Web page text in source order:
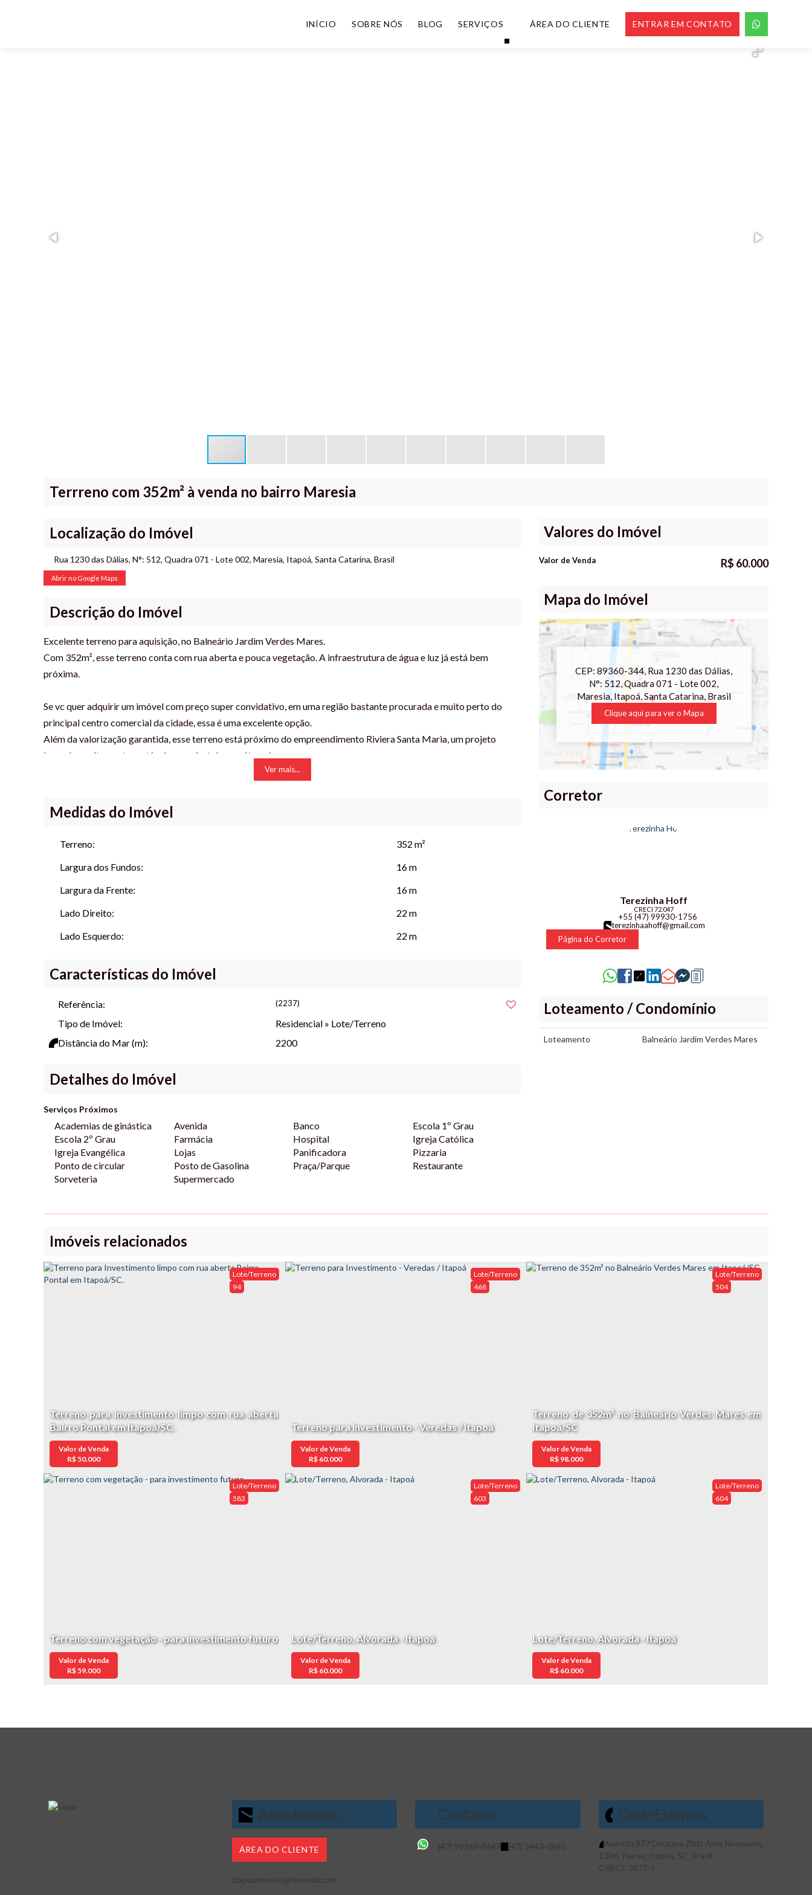
ENTRAR EM CONTATO
ÁREA DO CLIENTE
SERVIÇOS
BLOG
SOBRE NÓS
INÍCIO
Terrreno com 352m² à venda no bairro Maresia
Localização do Imóvel
Rua 1230 das Dálias, N°: 512, Quadra 071 - Lote 002, Maresia, Itapoá, Santa Catarina, Brasil
Abrir no Google Maps
Descrição do Imóvel
Excelente terreno para aquisição, no Balneário Jardim Verdes Mares.
Com 352m², esse terreno conta com rua aberta e pouca vegetação. A infraestrutura de água e luz já está bem
próxima.
Se vc quer adquirir um imóvel com preço super convidativo, em uma região bastante procurada e muito perto do
principal centro comercial da cidade, essa é uma excelente opção.
Além da valorização garantida, esse terreno está próximo do empreendimento Riviera Santa Maria, um projeto
inovador e altamente rentável que se instalou em Itapoá.
Entre em contato para verificar mais informações, agendar sua visita e fazer a aquisição!
Estamos esperando por você!
Ver mais...
Medidas do Imóvel
Terreno:
352 m²
Largura dos Fundos:
16 m
Largura da Frente:
16 m
Lado Direito:
22 m
Lado Esquerdo:
22 m
Características do Imóvel
Referência: (2237)
Tipo de Imóvel: Residencial » Lote/Terreno
Distância do Mar (m):
2200
Detalhes do Imóvel
Serviços Próximos
Academias de ginástica Avenida Banco
Escola 1º Grau
Escola 2º Grau
Farmácia Hospital
Igreja Católica
Igreja Evangélica
Lojas Panificadora
Pizzaria
Ponto de circular
Posto de Gasolina Praça/Parque
Restaurante
Sorveteria
Supermercado
Valores do Imóvel
R$ 60.000
Valor de Venda
Mapa do Imóvel
CEP: 89360-344, Rua 1230 das Dálias,
N°: 512,Quadra 071 - Lote 002,
Maresia, Itapoá,Santa Catarina, Brasil
Clique aqui para ver o Mapa
Corretor
Terezinha Hoff
CRECI 72.047
+55 (47) 99930-1756
terezinhaahoff@gmail.com
Página do Corretor
Loteamento / Condomínio
Loteamento Balneário Jardim Verdes Mares
Imóveis relacionados
Terreno para Investimento limpo com rua aberta
Bairro Pontal em Itapoá/SC.
94
Lote/Terreno
R$ 50.000
Valor de Venda
Terreno para Investimento - Veredas / Itapoá
468
Lote/Terreno
R$60.000
Valor de Venda
Terreno de 352m² no Balneário Verdes Mares em
Itapoá/SC
504
Lote/Terreno
R$ 98.000
Valor de Venda
Terreno com vegetação - para investimento futuro
583
Lote/Terreno
R$ 59.000
Valor de Venda
Lote/Terreno, Alvorada - Itapoá
603
Lote/Terreno
R$60.000
Valor de Venda
Lote/Terreno, Alvorada - Itapoá
604
Lote/Terreno
R$ 60.000
Valor de Venda
Atendimento
ÁREA DO CLIENTE
itapoaimoveis@hotmail.com
Contatos
(47) 99169-9647 (47) 3443-0845
Onde Estamos
Avenida 877 Doutora Zilda Arns Neumann
1306, Paese Itapoá SC Brasil
CRECI: 3872-J